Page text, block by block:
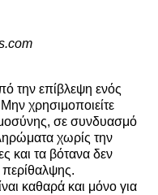
την επίβλεψη ενός
χρησιμοποιείτε
σε συνδυασμό
χωρίς την
και τα βότανα δεν
περίθαλψης.
καθαρά και μόνο για